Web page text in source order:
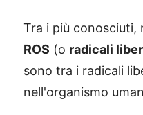
Tra i più
ROS (o radicali
sono tra i radicali
nell'organismo